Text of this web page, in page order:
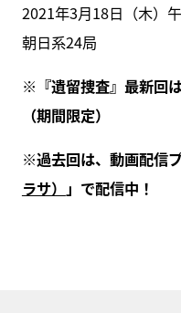
2021年3月18日（木）
朝日系24局
※『遺留捜査』最新回
（期間限定）
※過去回は、動画配信
ラサ） 」で配信中！